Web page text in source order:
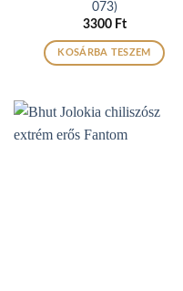
073)
3300 Ft
KOSÁRBA TESZEM